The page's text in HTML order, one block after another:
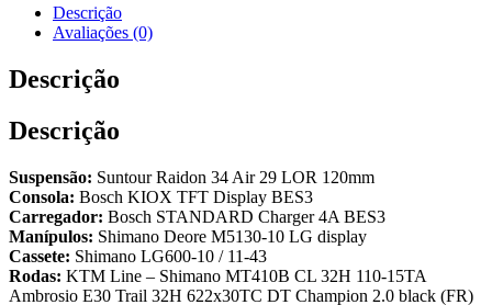
Descrição
Avaliações (0)
Descrição
Descrição
Suspensão: Suntour Raidon 34 Air 29 LOR 120mm
Consola: Bosch KIOX TFT Display BES3
Carregador: Bosch STANDARD Charger 4A BES3
Manípulos: Shimano Deore M5130-10 LG display
Cassete: Shimano LG600-10 / 11-43
Rodas: KTM Line – Shimano MT410B CL 32H 110-15TA
Ambrosio E30 Trail 32H 622x30TC DT Champion 2.0 black (FR)